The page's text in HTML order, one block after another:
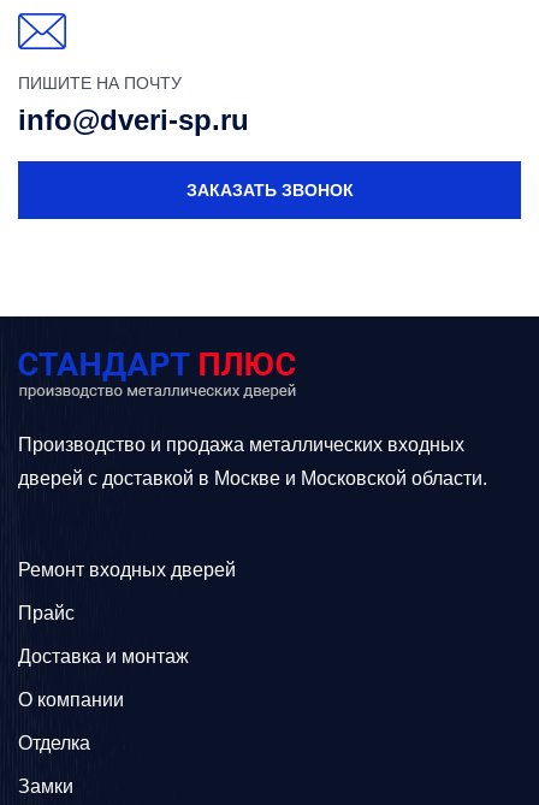
ПИШИТЕ НА ПОЧТУ
info@dveri-sp.ru
ЗАКАЗАТЬ ЗВОНОК
Производство и продажа металлических входных
дверей с доставкой в Москве и Московской области.
Ремонт входных дверей
Прайс
Доставка и монтаж
О компании
Отделка
Замки